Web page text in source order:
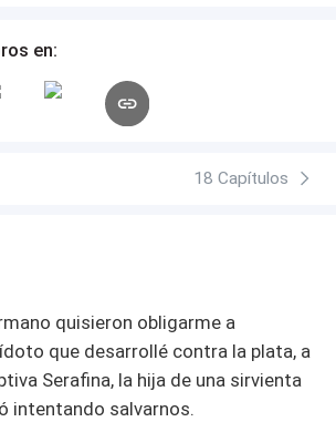
había muerto por envenenamiento
amor de la infancia y futuro
amenazarme con cancelar nuestra
y me fui de casa para siempre,
en:
18 Capítulos
quisieron obligarme a
que desarrollé contra la plata, a
Serafina, la hija de una sirvienta
intentando salvarnos.